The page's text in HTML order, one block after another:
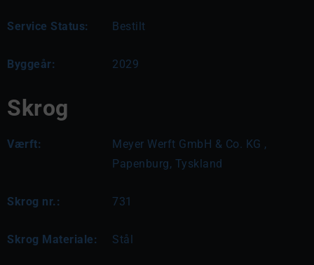
Service Status: Bestilt
Byggeår: 2029
Skrog
Værft:
Meyer Werft GmbH & Co. KG ,
Papenburg, Tyskland
Skrog nr.: 731
Skrog Materiale: Stål